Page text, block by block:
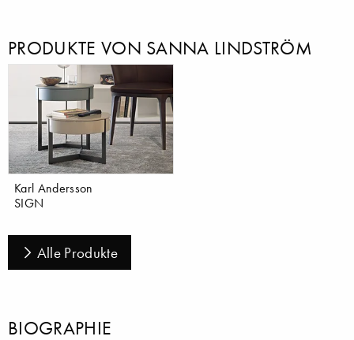
PRODUKTE VON SANNA LINDSTRÖM
Karl Andersson
SIGN
Alle Produkte
BIOGRAPHIE